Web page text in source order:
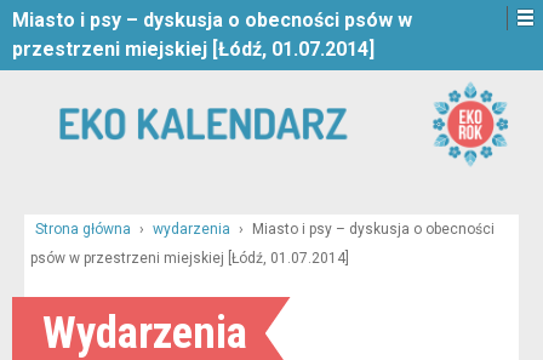
Miasto i psy – dyskusja o obecności psów w
przestrzeni miejskiej [Łódź, 01.07.2014]
Strona główna › wydarzenia ›
Miasto i psy – dyskusja o obecności
psów w przestrzeni miejskiej [Łódź, 01.07.2014]
Wydarzenia